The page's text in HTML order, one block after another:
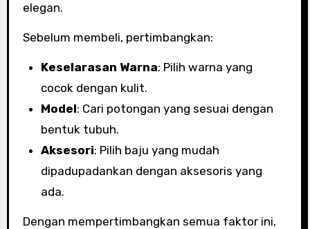
elegan.
Sebelum membeli, pertimbangkan:
Keselarasan Warna: Pilih warna yang
cocok dengan kulit.
Model: Cari potongan yang sesuai dengan
bentuk tubuh.
Aksesori: Pilih baju yang mudah
dipadupadankan dengan aksesoris yang
ada.
Dengan mempertimbangkan semua faktor ini,